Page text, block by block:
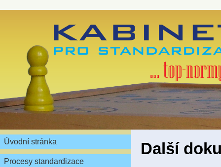
Úvodní stránka
Procesy standardizace
Další